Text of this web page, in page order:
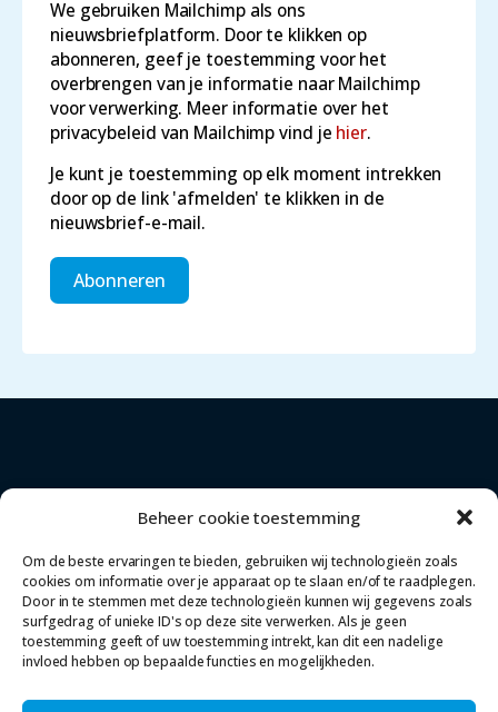
Beheer cookie toestemming
Om de beste ervaringen te bieden, gebruiken wij technologieën zoals
cookies om informatie over je apparaat op te slaan en/of te raadplegen.
Door in te stemmen met deze technologieën kunnen wij gegevens zoals
surfgedrag of unieke ID's op deze site verwerken. Als je geen
toestemming geeft of uw toestemming intrekt, kan dit een nadelige
invloed hebben op bepaalde functies en mogelijkheden.
We gebruiken Mailchimp als ons
nieuwsbriefplatform. Door te klikken op
abonneren, geef je toestemming voor het
overbrengen van je informatie naar Mailchimp
voor verwerking. Meer informatie over het
privacybeleid van Mailchimp vind je hier.
Je kunt je toestemming op elk moment intrekken
door op de link 'afmelden' te klikken in de
nieuwsbrief-e-mail.
Abonneren
Meesters met Magisterinfo@meestersmetmagister.nl
Cookieverklaring
Privacyverklaring
Nieuws
Agenda